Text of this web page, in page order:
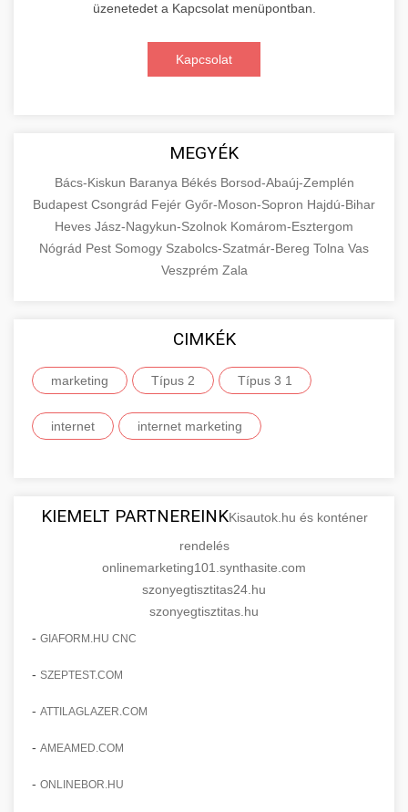
üzenetedet a Kapcsolat menüpontban.
Kapcsolat
MEGYÉK
Bács-Kiskun Baranya Békés Borsod-Abaúj-Zemplén
Budapest Csongrád Fejér Győr-Moson-Sopron Hajdú-Bihar
Heves Jász-Nagykun-Szolnok Komárom-Esztergom
Nógrád Pest Somogy Szabolcs-Szatmár-Bereg Tolna Vas
Veszprém Zala
CIMKÉK
marketing Típus 2 Típus 3 1
internet internet marketing
KIEMELT PARTNEREINKKisautok.hu és konténer
rendelés
onlinemarketing101.synthasite.com
szonyegtisztitas24.hu
szonyegtisztitas.hu
- GIAFORM.HU CNC
- SZEPTEST.COM
- ATTILAGLAZER.COM
- AMEAMED.COM
- ONLINEBOR.HU